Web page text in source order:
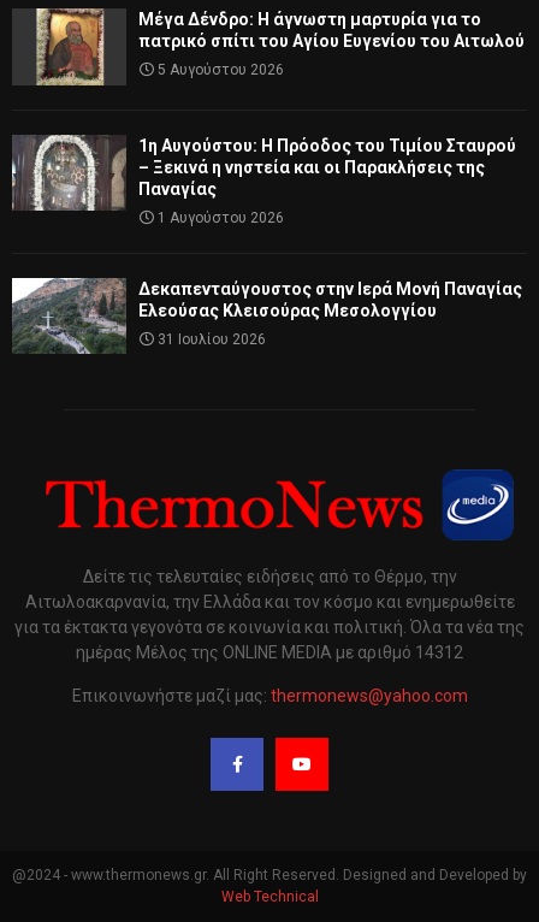
Μέγα Δένδρο: Η άγνωστη μαρτυρία για το
πατρικό σπίτι του Αγίου Ευγενίου του Αιτωλού
5 Αυγούστου 2026
1η Αυγούστου: Η Πρόοδος του Τιμίου Σταυρού
– Ξεκινά η νηστεία και οι Παρακλήσεις της
Παναγίας
1 Αυγούστου 2026
Δεκαπενταύγουστος στην Ιερά Μονή Παναγίας
Ελεούσας Κλεισούρας Μεσολογγίου
31 Ιουλίου 2026
Δείτε τις τελευταίες ειδήσεις από το Θέρμο, την
Αιτωλοακαρνανία, την Ελλάδα και τον κόσμο και ενημερωθείτε
για τα έκτακτα γεγονότα σε κοινωνία και πολιτική. Όλα τα νέα της
ημέρας Μέλος της ONLINE MEDIA με αριθμό 14312
Επικοινωνήστε μαζί μας: thermonews@yahoo.com
@2024 - www.thermonews.gr. All Right Reserved. Designed and Developed by
Web Technical